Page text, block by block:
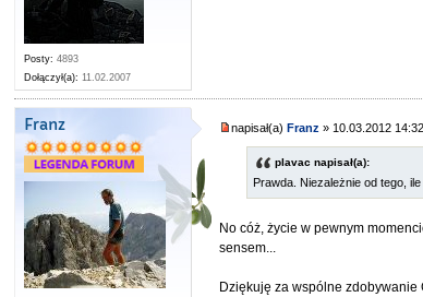
Posty: 4893
Dołączył(a): 11.02.2007
Franz napisał(a)Franz » 10.03.2012 14:32
plavac napisał(a):
Prawda. Niezależnie od tego,
No cóż, życie w pewnym
sensem...
Dziękuję za wspólne zdobywanie